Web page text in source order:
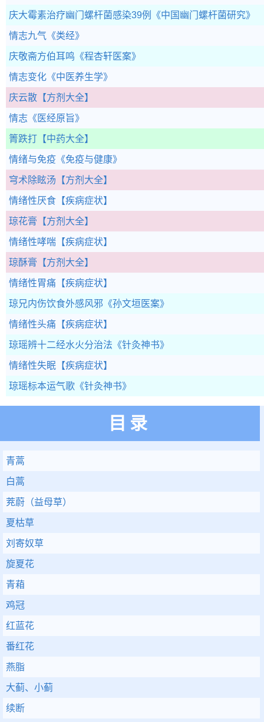
庆大霉素治疗幽门螺杆菌感染39例 《中国幽门螺杆菌研究》
情志九气 《类经》
庆敬斋方伯耳鸣 《程杏轩医案》
情志变化 《中医养生学》
庆云散 【方剂大全】
情志 《医经原旨》
箐跌打 【中药大全】
情绪与免疫 《免疫与健康》
穹术除眩汤 【方剂大全】
情绪性厌食 【疾病症状】
琼花膏 【方剂大全】
情绪性哮喘 【疾病症状】
琼酥膏 【方剂大全】
情绪性胃痛 【疾病症状】
琼兄内伤饮食外感风邪 《孙文垣医案》
情绪性头痛 【疾病症状】
琼瑶辨十二经水火分治法 《针灸神书》
情绪性失眠 【疾病症状】
琼瑶标本运气歌 《针灸神书》
目录
青蒿
白蒿
茺蔚（益母草）
夏枯草
刘寄奴草
旋夏花
青葙
鸡冠
红蓝花
番红花
燕脂
大蓟、小蓟
续断